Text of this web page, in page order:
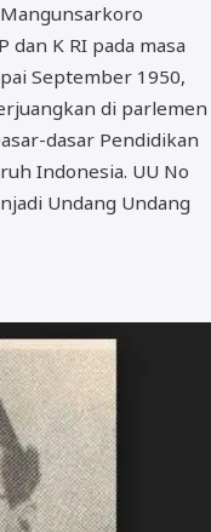
K RI pada masa
September 1950,
di parlemen
dasar Pendidikan
Indonesia. UU No
Undang Undang